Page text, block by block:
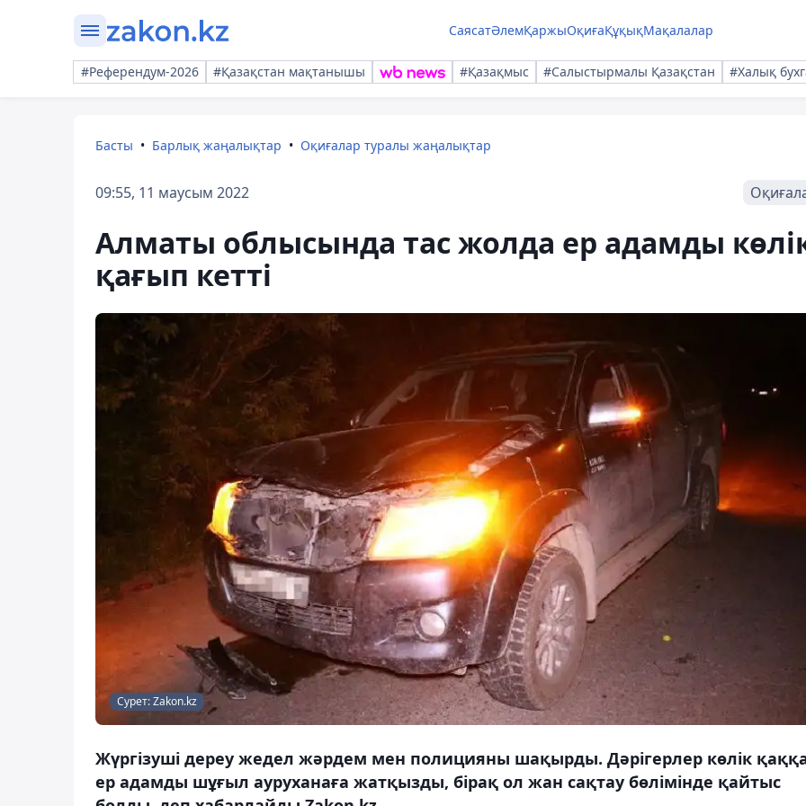
СаясатӘлемҚаржыОқиғаҚұқықМақалалар
#Референдум-2026 #Қазақстан мақтанышы #Қазақмыс #Салыстырмалы Қазақстан #Халық
Басты Барлық жаңалықтар Оқиғалар туралы жаңалықтар
09:55, 11 маусым 2022
Алматы облысында тас жолда ер адамды
қағып кетті
Сурет: Zakon.kz
Жүргізуші дереу жедел жәрдем мен полицияны шақырды. Дәрігерлер көлік
ер адамды шұғыл ауруханаға жатқызды, бірақ ол жан сақтау бөлімінде қайтыс